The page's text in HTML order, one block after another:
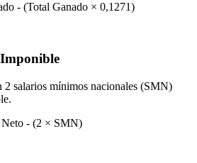
- (Total Ganado × 0,1271)
2 salarios mínimos nacionales (SMN)
Neto - (2 × SMN)